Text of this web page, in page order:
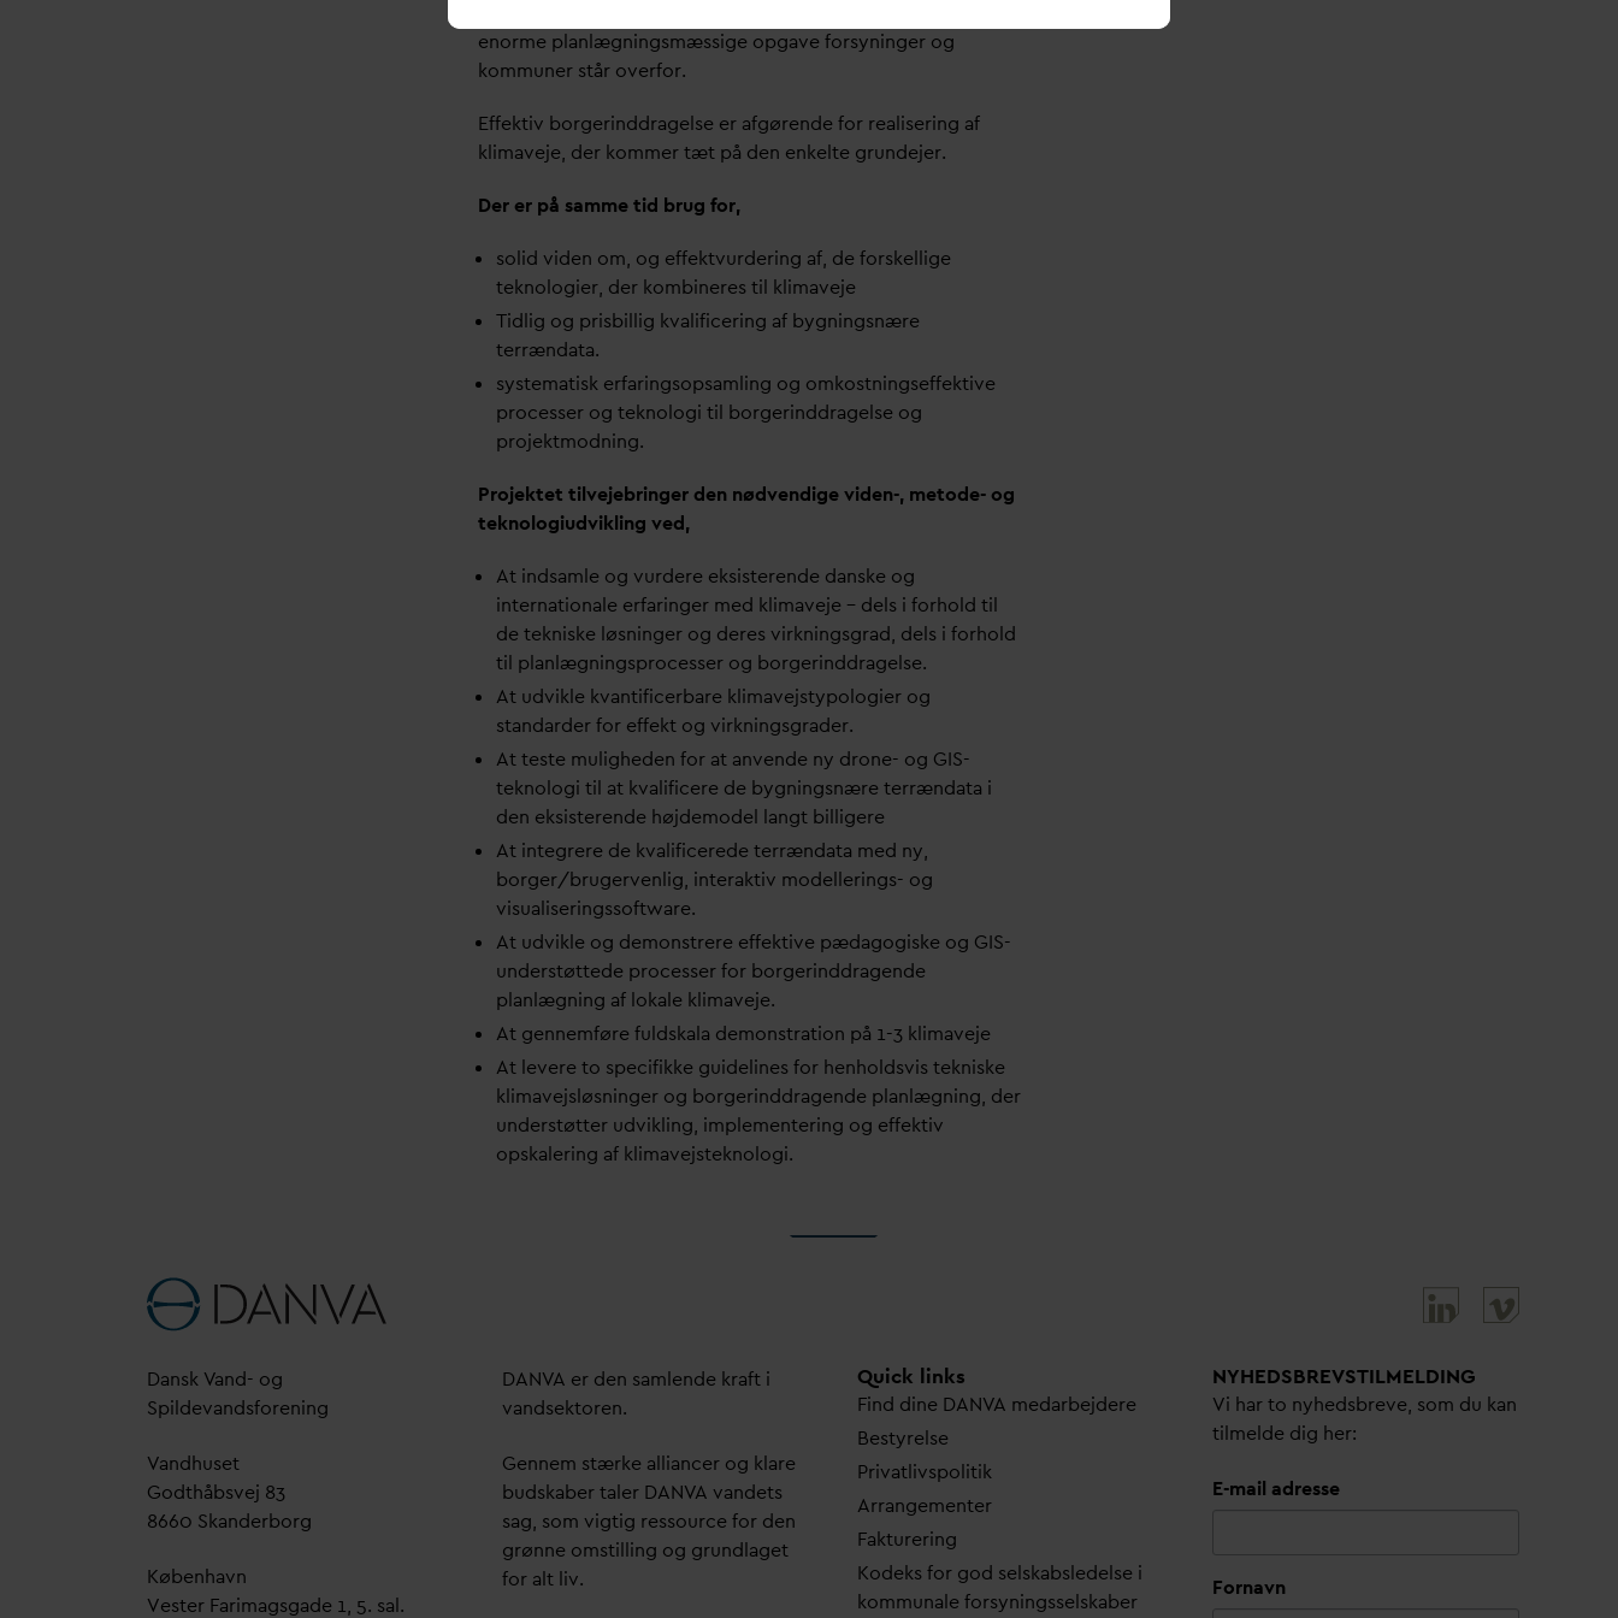
enorme planlægningsmæssige opgave forsyninger og
kommuner står overfor.
Effektiv borgerinddragelse er afgørende for realisering af
klimaveje, der kommer tæt på den enkelte grundejer.
Der er på samme tid brug for,
solid viden om, og effektvurdering af, de forskellige
teknologier, der kombineres til klimaveje
Tidlig og prisbillig kvalificering af bygningsnære
terrændata.
systematisk erfaringsopsamling og omkostningseffektive
processer og teknologi til borgerinddragelse og
projektmodning.
Projektet tilvejebringer den nødvendige viden-, metode- og
teknologiudvikling ved,
At indsamle og vurdere eksisterende danske og
internationale erfaringer med klimaveje – dels i forhold til
de tekniske løsninger og deres virkningsgrad, dels i forhold
til planlægningsprocesser og borgerinddragelse.
At udvikle kvantificerbare klimavejstypologier og
standarder for effekt og virkningsgrader.
At teste muligheden for at anvende ny drone- og GIS-
teknologi til at kvalificere de bygningsnære terrændata i
den eksisterende højdemodel langt billigere
At integrere de kvalificerede terrændata med ny,
borger/brugervenlig, interaktiv modellerings- og
visualiseringssoftware.
At udvikle og demonstrere effektive pædagogiske og GIS-
understøttede processer for borgerinddragende
planlægning af lokale klimaveje.
At gennemføre fuldskala demonstration på 1-3 klimaveje
At levere to specifikke guidelines for henholdsvis tekniske
klimavejsløsninger og borgerinddragende planlægning, der
understøtter udvikling, implementering og effektiv
opskalering af klimavejsteknologi.
Dansk Vand- og
Spildevandsforening
Vandhuset
Godthåbsvej 83
8660 Skanderborg
København
Vester Farimagsgade 1, 5. sal.
DANVA er den samlende kraft i
vandsektoren.
Gennem stærke alliancer og klare
budskaber taler DANVA vandets
sag, som vigtig ressource for den
grønne omstilling og grundlaget
for alt liv.
Quick links
Find dine DANVA medarbejdere
Bestyrelse
Privatlivspolitik
Arrangementer
Fakturering
Kodeks for god selskabsledelse i
kommunale forsyningsselskaber
NYHEDSBREVS­TILMELDING
Vi har to nyhedsbreve, som du kan
tilmelde dig her:
E-mail adresse
Fornavn